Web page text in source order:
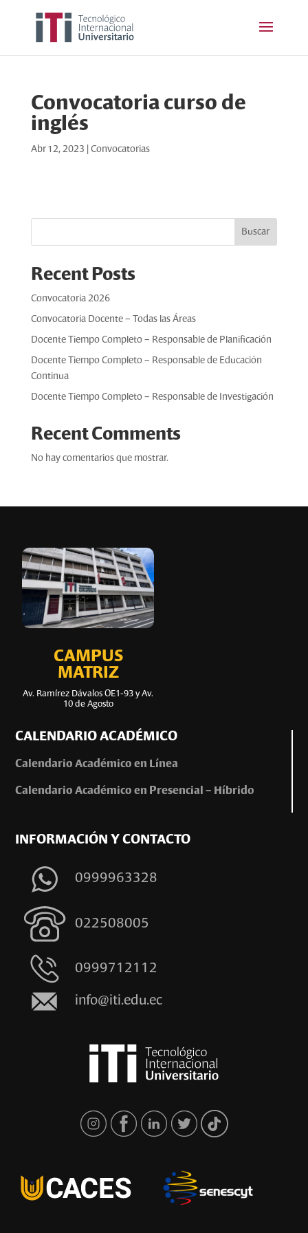
Convocatoria curso de
inglés
Abr 12, 2023 Convocatorias
Buscar
Recent Posts
Convocatoria 2026
Convocatoria Docente – Todas las Áreas
Docente Tiempo Completo – Responsable de Planificación
Docente Tiempo Completo – Responsable de Educación
Continua
Docente Tiempo Completo – Responsable de Investigación
Recent Comments
No hay comentarios que mostrar.
CAMPUS
MATRIZ
Av. Ramírez Dávalos OE1-93 y Av.
10 de Agosto
CALENDARIO ACADÉMICO
Calendario Académico en Línea
Calendario Académico en Presencial – Híbrido
INFORMACIÓN Y CONTACTO
0999963328
022508005
0999712112
info@iti.edu.ec